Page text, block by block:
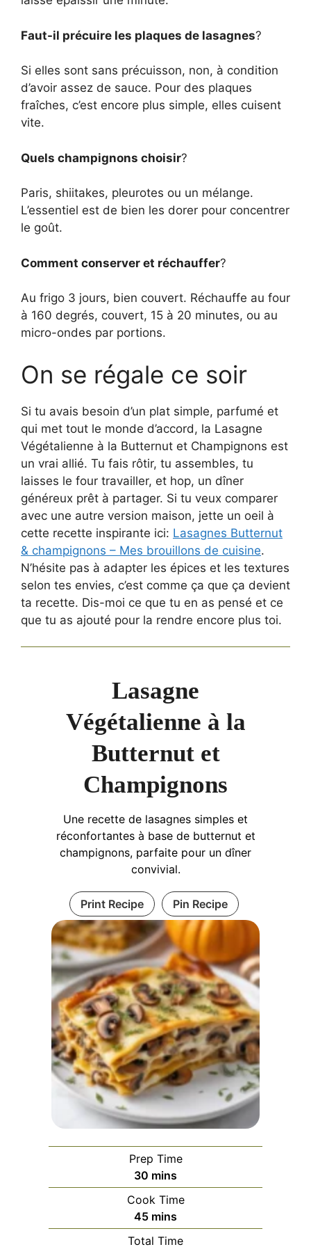
Faut-il précuire les plaques de lasagnes?
Si elles sont sans précuisson, non, à condition
d’avoir assez de sauce. Pour des plaques
fraîches, c’est encore plus simple, elles cuisent
vite.
Quels champignons choisir?
Paris, shiitakes, pleurotes ou un mélange.
L’essentiel est de bien les dorer pour concentrer
le goût.
Comment conserver et réchauffer?
Au frigo 3 jours, bien couvert. Réchauffe au four
à 160 degrés, couvert, 15 à 20 minutes, ou au
micro-ondes par portions.
On se régale ce soir
Si tu avais besoin d’un plat simple, parfumé et
qui met tout le monde d’accord, la Lasagne
Végétalienne à la Butternut et Champignons est
un vrai allié. Tu fais rôtir, tu assembles, tu
laisses le four travailler, et hop, un dîner
généreux prêt à partager. Si tu veux comparer
avec une autre version maison, jette un oeil à
cette recette inspirante ici: Lasagnes Butternut
& champignons – Mes brouillons de cuisine.
N’hésite pas à adapter les épices et les textures
selon tes envies, c’est comme ça que ça devient
ta recette. Dis-moi ce que tu en as pensé et ce
que tu as ajouté pour la rendre encore plus toi.
Lasagne
Végétalienne à la
Butternut et
Champignons
Une recette de lasagnes simples et
réconfortantes à base de butternut et
champignons, parfaite pour un dîner
convivial.
Print Recipe Pin Recipe
Prep Time
30 minutes
mins
Cook Time
45minutes
mins
Total Time